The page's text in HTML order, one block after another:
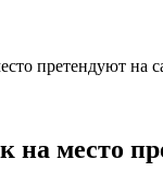
претендуют на
на место